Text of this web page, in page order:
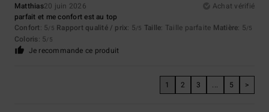
Matthias20 juin 2026
Achat vérifié
parfait et me confort est au top
Confort: 5/5 Rapport qualité / prix: 5/5 Taille: Taille parfaite Matière: 5/5
Coloris: 5/5
Je recommande ce produit
1 2 3 ... 5 >